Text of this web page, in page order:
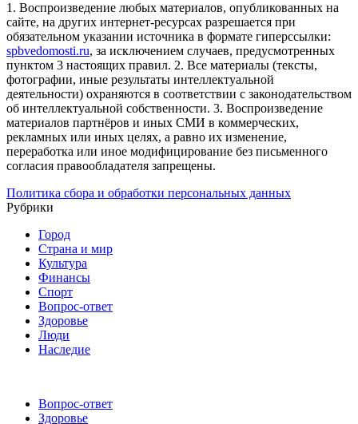
1. Воспроизведение любых материалов, опубликованных на
сайте, на других интернет-ресурсах разрешается при
обязательном указании источника в формате гиперссылки:
spbvedomosti.ru, за исключением случаев, предусмотренных
пунктом 3 настоящих правил. 2. Все материалы (тексты,
фотографии, иные результаты интеллектуальной
деятельности) охраняются в соответствии с законодательством
об интеллектуальной собственности. 3. Воспроизведение
материалов партнёров и иных СМИ в коммерческих,
рекламных или иных целях, а равно их изменение,
переработка или иное модифицирование без письменного
согласия правообладателя запрещены.
Политика сбора и обработки персональных данных
Рубрики
Город
Страна и мир
Культура
Финансы
Спорт
Вопрос-ответ
Здоровье
Люди
Наследие
Вопрос-ответ
Здоровье